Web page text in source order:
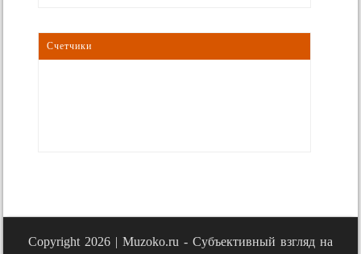
Счетчики
Copyright 2026 | Muzoko.ru - Субъективный взгляд на